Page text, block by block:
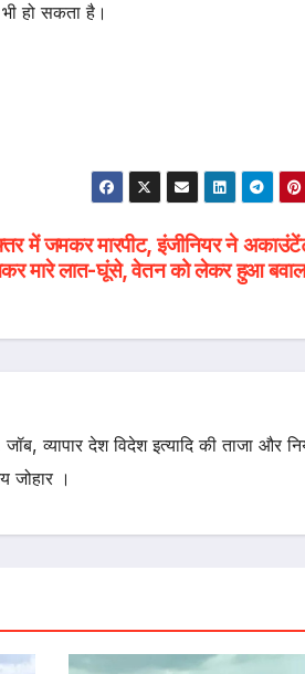
हो सकता है।
में जमकर मारपीट, इंजीनियर ने
मारे लात-घूंसे, वेतन को लेकर हुआ
व्यापार देश विदेश इत्यादि की ताजा और
।